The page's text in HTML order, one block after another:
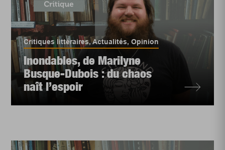
Critiques littéraires,Actualités,Opinion
Inondables, de Marilyne
Busque-Dubois : du chaos
naît l’espoir